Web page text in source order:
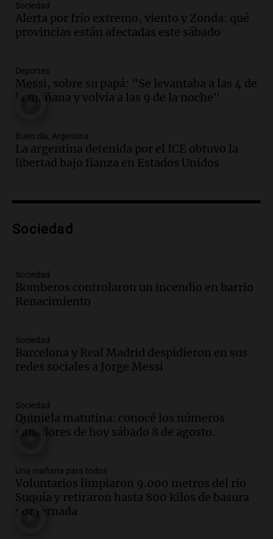
Episodios
Audio. Borges, abogada de Pourrain:
"Tres hombres se lo llevaron para
Episodios
Audio.Voluntarios limpiaron 9.000
Una mañana para todos
Episodios
Audio.La historia de la servilleta que
contrato de Leo con Barcelona
Episodios
Una mañana para todos
Episodios
Vargas en 2007
Una mañana para todos
Episodios
las nuevas detenciones: "En esa casa
todos tenían algo que ver"
Una mañana para todos
Audio.
Una nutricionista derribó el mito
del desayuno ideal: qué alimentos
conviene priorizar
Una mañana para todos
Sociedad
Alerta por frío extremo, viento y Zonda: qué
provincias están afectadas este sábado
Deportes
Messi, sobre su papá: "Se levantaba a las 4 de
la mañana y volvía a las 9 de la noche"
Buen día, Argentina
La argentina detenida por el ICE obtuvo la
libertad bajo fianza en Estados Unidos
Sociedad
Sociedad
Bomberos controlaron un incendio en barrio
Renacimiento
Sociedad
Barcelona y Real Madrid despidieron en sus
redes sociales a Jorge Messi
Sociedad
Quiniela matutina: conocé los números
ganadores de hoy sábado 8 de agosto.
Una mañana para todos
Voluntarios limpiaron 9.000 metros del río
Suquía y retiraron hasta 800 kilos de basura
por jornada